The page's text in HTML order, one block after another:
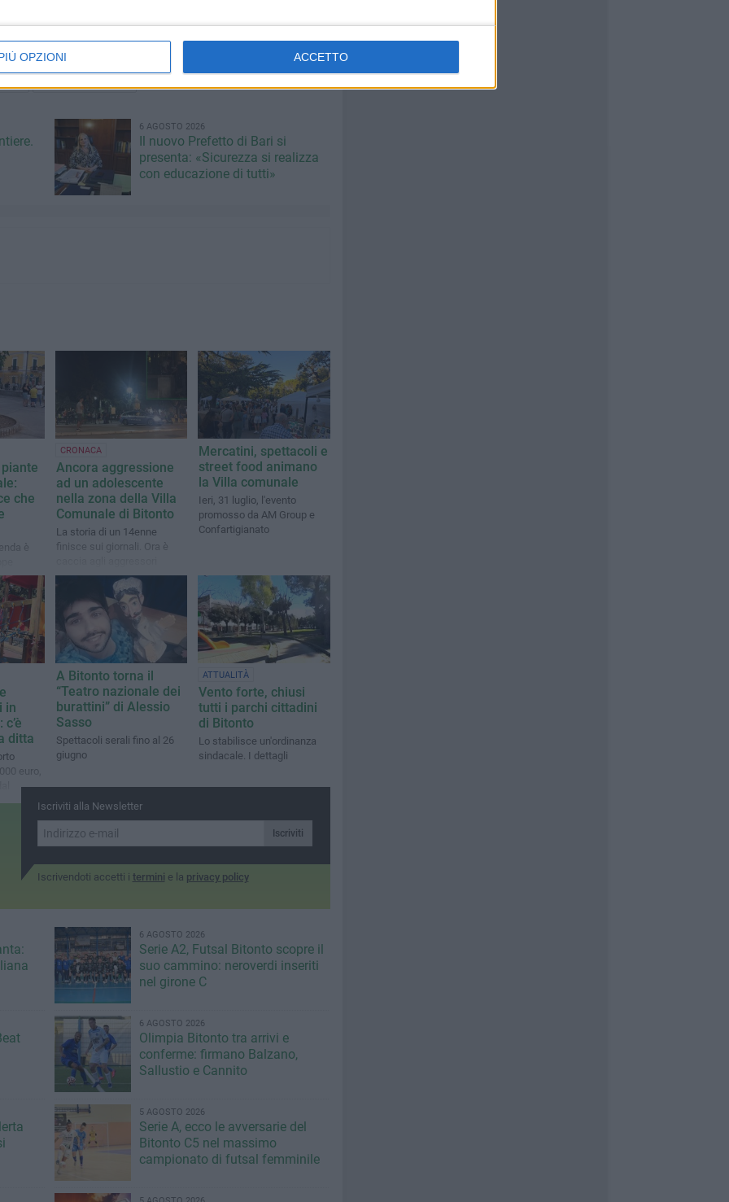
OPZIONI ACCETTO
fascino. In un'epoca dominata dalla tecnologia e dai
infatti la capacità di creare un rapporto diretto con il
TEATRO DEI BURATTINI
6 AGOSTO 2026
Il nuovo Prefetto di Bari si
presenta: «Sicurezza si realizza
con educazione di tutti»
che
è
chi,
CRONACA
Ancora aggressione
ad un adolescente
nella zona della Villa
Comunale di Bitonto
La storia di un 14enne
finisce sui giornali. Ora è
Mercatini, spettacoli e
street food animano
la Villa comunale
Ieri, 31 luglio, l'evento
promosso da AM Group e
Confartigianato
in
ditta
euro,
pubblici
A Bitonto torna il
“Teatro nazionale dei
burattini” di Alessio
Sasso
Spettacoli serali fino al 26
giugno
ATTUALITÀ
Vento forte, chiusi
tutti i parchi cittadini
di Bitonto
Lo stabilisce un'ordinanza
sindacale. I dettagli
Iscriviti alla Newsletter
Iscriviti
Iscrivendoti accetti i termini e la privacy policy
6 AGOSTO 2026
Serie A2, Futsal Bitonto scopre il
suo cammino: neroverdi inseriti
nel girone C
6 AGOSTO 2026
Olimpia Bitonto tra arrivi e
conferme: firmano Balzano,
Sallustio e Cannito
5 AGOSTO 2026
Serie A, ecco le avversarie del
Bitonto C5 nel massimo
campionato di futsal femminile